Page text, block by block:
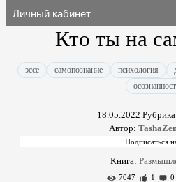
Личный кабинет
Кто ты на
эссе самопознание психология
18.05.2022
Автор:
Книга:
7047 1 0